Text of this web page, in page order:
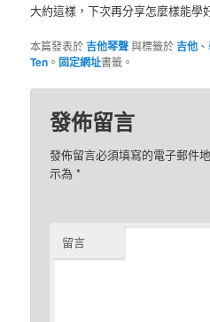
大約這樣，下次再分享怎麼樣能學
本篇發表於吉他琴聲與標籤於吉他 、
Ten 。 固定網址書籤。
發佈留言
發佈留言必須填寫的電子郵件
示為*
留言